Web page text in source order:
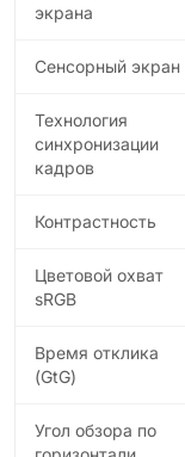
экрана
Сенсорный экран
Технология
синхронизации
кадров
Контрастность
Цветовой охват
sRGB
Время отклика
(GtG)
Угол обзора по